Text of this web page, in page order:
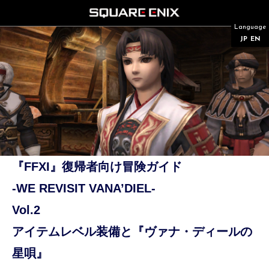
Language
JP
EN
『FFXI』復帰者向け冒険ガイド
-WE REVISIT VANA’DIEL-
Vol.2
アイテムレベル装備と『ヴァナ・ディールの
星唄』